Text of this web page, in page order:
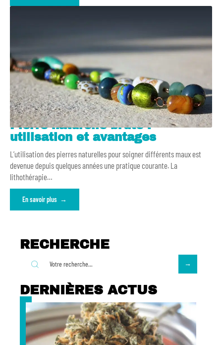
Pierre naturelle brute :
utilisation et avantages
L’utilisation des pierres naturelles pour soigner différents maux est
devenue depuis quelques années une pratique courante. La
lithothérapie…
En savoir plus
RECHERCHE
DERNIÈRES ACTUS